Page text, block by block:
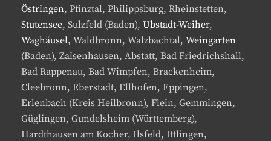
Östringen, Pfinztal, Philippsburg, Rheinstetten,
Stutensee, Sulzfeld (Baden), Ubstadt-Weiher,
Waghäusel, Waldbronn, Walzbachtal, Weingarten
(Baden), Zaisenhausen, Abstatt, Bad Friedrichshall,
Bad Rappenau, Bad Wimpfen, Brackenheim,
Cleebronn, Eberstadt, Ellhofen, Eppingen,
Erlenbach (Kreis Heilbronn), Flein, Gemmingen,
Güglingen, Gundelsheim (Württemberg),
Hardthausen am Kocher, Ilsfeld, Ittlingen,